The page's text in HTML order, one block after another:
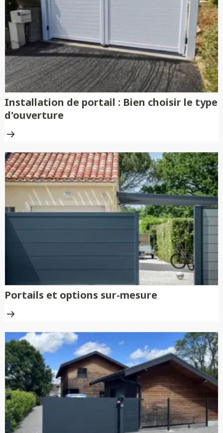
nécessitent aucune peinture ni
traitement anti-rouille.
Installation de portail : Bien choisir le type
d'ouverture
Portails et options sur-mesure